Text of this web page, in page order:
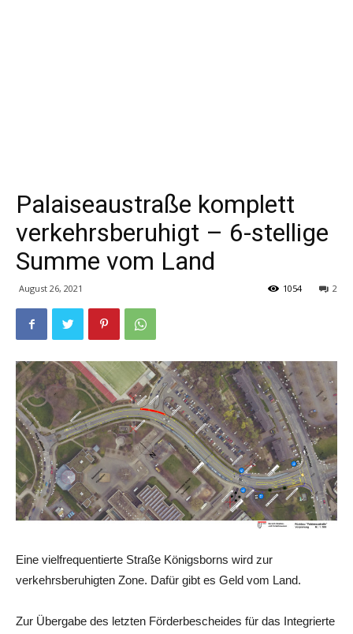
Palaiseaustraße komplett
verkehrsberuhigt – 6-stellige
Summe vom Land
August 26, 2021 2
1054
Eine vielfrequentierte Straße Königsborns wird zur
verkehrsberuhigten Zone. Dafür gibt es Geld vom Land.
Zur Übergabe des letzten Förderbescheides für das Integrierte